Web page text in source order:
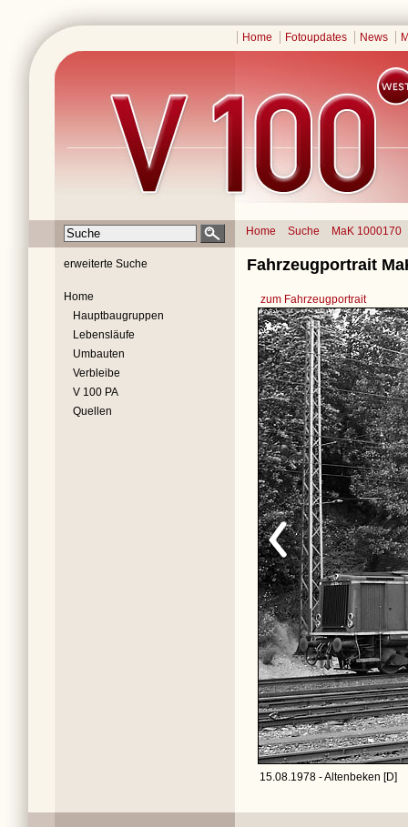
Home Fotoupdates News
Home Suche MaK 1000170
erweiterte Suche
Home
Hauptbaugruppen
Lebensläufe
Umbauten
Verbleibe
V 100 PA
Quellen
Fahrzeugportrait
zum Fahrzeugportrait
15.08.1978 - Altenbeken [D]